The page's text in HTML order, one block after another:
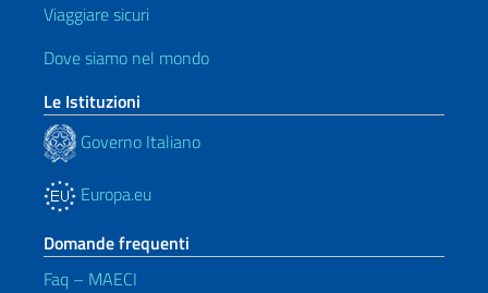
Viaggiare sicuri
Dove siamo nel mondo
Le Istituzioni
Governo Italiano
Europa.eu
Domande frequenti
Faq – MAECI